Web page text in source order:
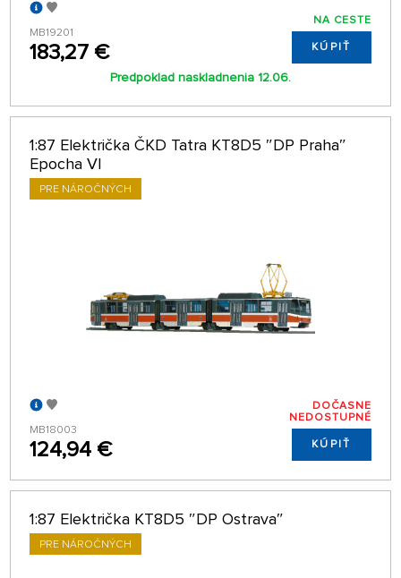
MB19201
183,27 €
NA CESTE
KÚPIŤ
Predpoklad naskladnenia 12.06.
1:87 Električka ČKD Tatra KT8D5 ″DP Praha″
Epocha VI
PRE NÁROČNÝCH
MB18003
124,94 €
DOČASNE
NEDOSTUPNÉ
KÚPIŤ
1:87 Električka KT8D5 ″DP Ostrava″
PRE NÁROČNÝCH